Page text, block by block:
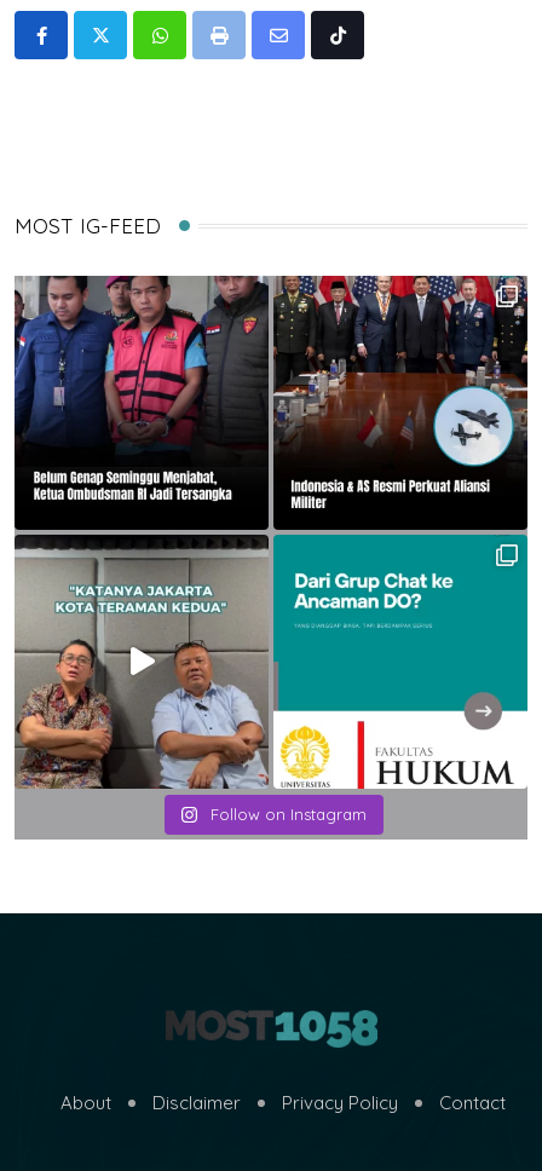
WhatsappPrint
Share
Tiktok
MOST IG-FEED
Follow on Instagram
About Disclaimer Privacy Policy Contact